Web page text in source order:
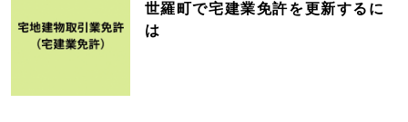
世羅町で宅建業免許を更新するに
は